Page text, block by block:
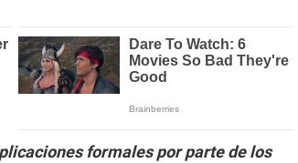
formales por parte de los